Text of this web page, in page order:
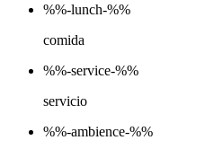
%%-lunch-%%
comida
%%-service-%%
servicio
%%-ambience-%%